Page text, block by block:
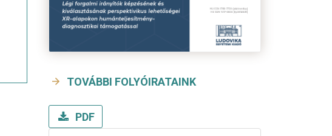
TOVÁBBI FOLYÓIRATAINK
PDF